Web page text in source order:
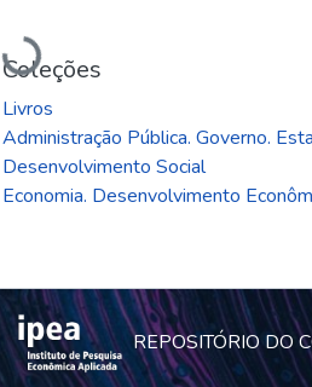
Carregando...
Coleções
Livros
Administração Pública. Governo.
Desenvolvimento Social
Economia. Desenvolvimento
REPOSITÓRIO DO